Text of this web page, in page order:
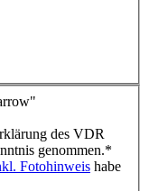
des VDR
genommen.*
Fotohinweis habe